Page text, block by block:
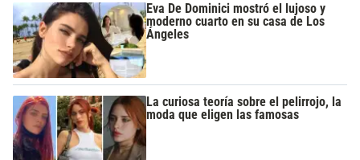
Eva De Dominici mostró el lujoso y
moderno cuarto en su casa de Los
Ángeles
La curiosa teoría sobre el pelirrojo, la
moda que eligen las famosas